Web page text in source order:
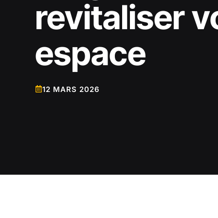
revitaliser
espace
12 MARS 2026